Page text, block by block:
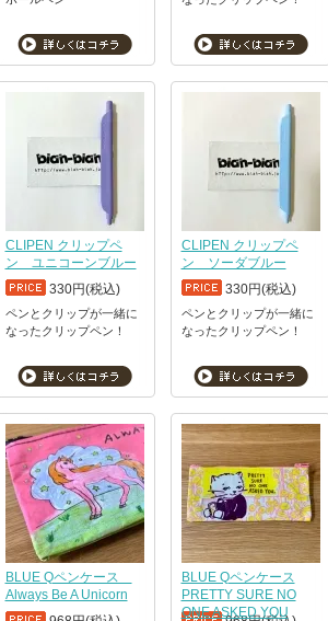
CLIPEN クリップペ
ン ユニコーンブルー
330円(税込)
ペンとクリップが一緒に
なったクリップペン！
CLIPEN クリップペ
ン ソーダブルー
330円(税込)
ペンとクリップが一緒に
なったクリップペン！
BLUE Qペンケース
Always Be A Unicorn
BLUE Qペンケース
PRETTY SURE NO
ONE ASKED YOU